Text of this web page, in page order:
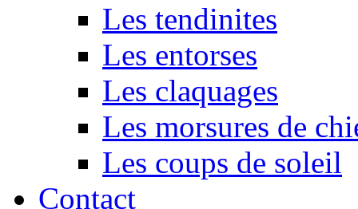
Les tendinites
Les entorses
Les claquages
Les morsures de
Les coups de soleil
Contact